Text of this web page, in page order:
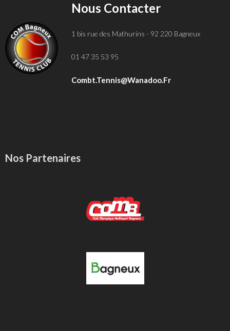
Nous Contacter
1 bis rue des Mathurins - 92 220 Bagneux
01 47 35 53 95
Combt.tennis@wanadoo.fr
Nos Partenaires